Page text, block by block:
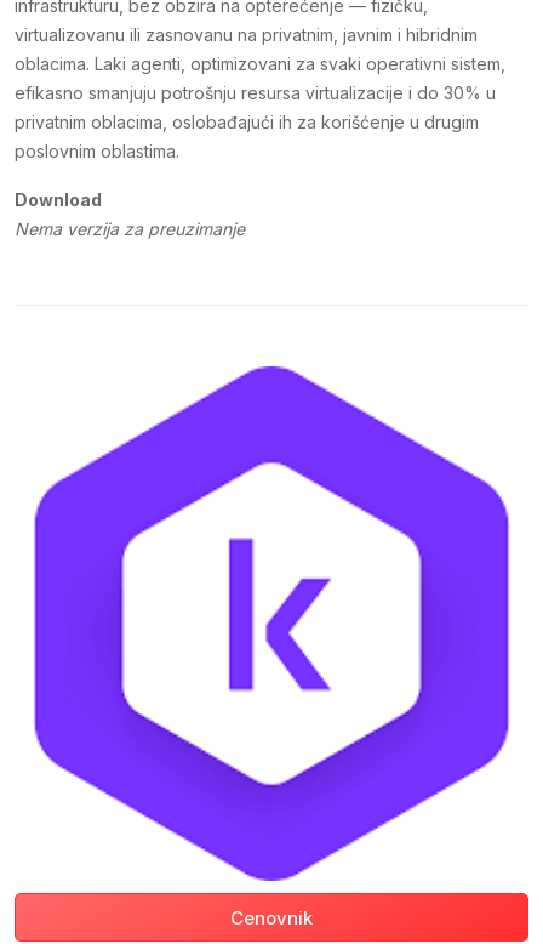
infrastrukturu, bez obzira na opterećenje — fizičku,
virtualizovanu ili zasnovanu na privatnim, javnim i hibridnim
oblacima. Laki agenti, optimizovani za svaki operativni sistem,
efikasno smanjuju potrošnju resursa virtualizacije i do 30% u
privatnim oblacima, oslobađajući ih za korišćenje u drugim
poslovnim oblastima.
Download
Nema verzija za preuzimanje
Cenovnik